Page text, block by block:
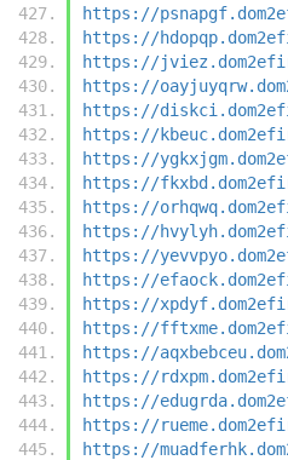
https://
https://
https://
https://
https://
https://
https://
https://
https://
https://
https://
https://
https://
https://
https://
https://
https://
https://
https://